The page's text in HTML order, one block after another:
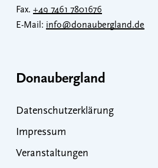
Fax. +49 7461 7801676
E-Mail: info@donaubergland.de
Donaubergland
Datenschutzerklärung
Impressum
Veranstaltungen